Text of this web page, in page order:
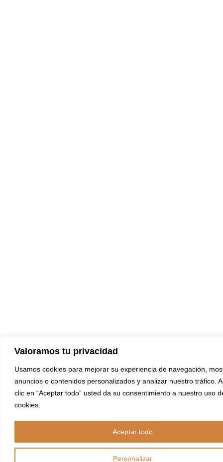
Valoramos tu privacidad
Usamos cookies para mejorar su experiencia de navegación,
anuncios o contenidos personalizados y analizar nuestro tráfico.
clic en “Aceptar todo” usted da su consentimiento a nuestro uso
cookies.
Personalizar
Aceptar todo